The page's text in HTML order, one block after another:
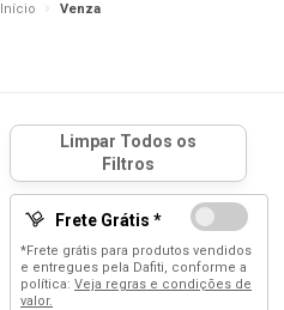
Início Venza
Frete Grátis *
*Frete grátis para produtos vendidos
e entregues pela Dafiti, conforme a
política: Veja regras e condições de
valor.